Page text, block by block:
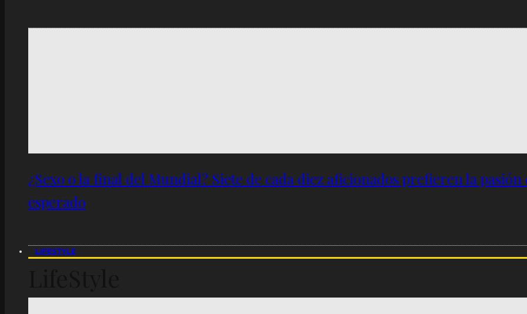
¿Sexo o la final del Mundial? Siete de cada diez aficionados prefieren la
esperado
LIFESTYLE